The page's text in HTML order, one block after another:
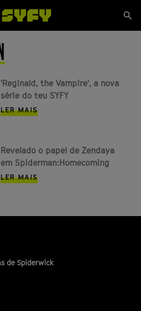
'Reginald, the Vampire', a nova
série do teu SYFY
LER MAIS
Revelado o papel de Zendaya
em Spiderman:Homecoming
LER MAIS
de Spiderwick